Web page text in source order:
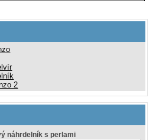
2
náhrdelník s perlami